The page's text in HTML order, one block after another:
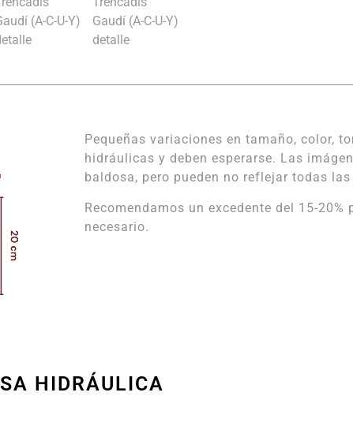
Pequeñas variaciones en tamaño, color,
hidráulicas y deben esperarse. Las
baldosa, pero pueden no reflejar todas
Recomendamos un excedente del 15-
necesario.
HIDRÁULICA